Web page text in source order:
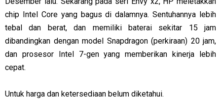
chip Intel Core yang bagus di dalamnya. Sentuhannya lebih
tebal dan berat, dan memiliki baterai sekitar 15 jam
dibandingkan dengan model Snapdragon (perkiraan) 20 jam,
dan prosesor Intel 7-gen yang memberikan kinerja lebih
cepat.
Untuk harga dan ketersediaan belum diketahui.